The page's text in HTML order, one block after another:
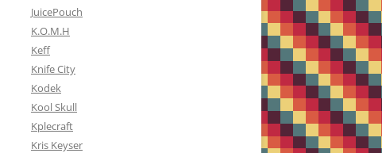
JuicePouch
K.O.M.H
Keff
Knife City
Kodek
Kool Skull
Kplecraft
Kris Keyser